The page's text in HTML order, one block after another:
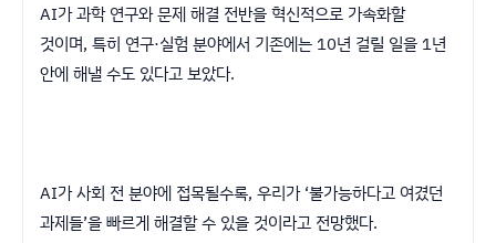
AI가 과학 연구와 문제 해결 전반을 혁신적으로 가속화할
것이며, 특히 연구·실험 분야에서 기존에는 10년 걸릴 일을 1년
안에 해낼 수도 있다고 보았다.
AI가 사회 전 분야에 접목될수록, 우리가 ‘불가능하다고 여겼던
과제들’을 빠르게 해결할 수 있을 것이라고 전망했다.